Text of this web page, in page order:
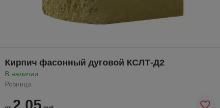
Кирпич фасонный дуговой КСЛТ-Д2
В наличии
Розница
2,05